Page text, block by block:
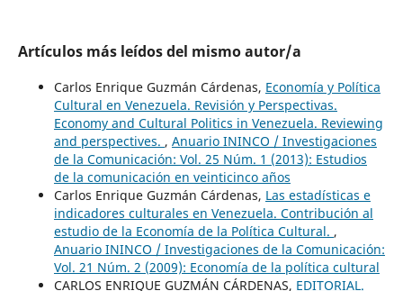
Artículos más leídos del mismo autor/a
Carlos Enrique Guzmán Cárdenas, Economía y Política
Cultural en Venezuela. Revisión y Perspectivas.
Economy and Cultural Politics in Venezuela. Reviewing
and perspectives. , Anuario ININCO / Investigaciones
de la Comunicación: Vol. 25 Núm. 1 (2013): Estudios
de la comunicación en veinticinco años
Carlos Enrique Guzmán Cárdenas, Las estadísticas e
indicadores culturales en Venezuela. Contribución al
estudio de la Economía de la Política Cultural. ,
Anuario ININCO / Investigaciones de la Comunicación:
Vol. 21 Núm. 2 (2009): Economía de la política cultural
CARLOS ENRIQUE GUZMÁN CÁRDENAS, EDITORIAL.